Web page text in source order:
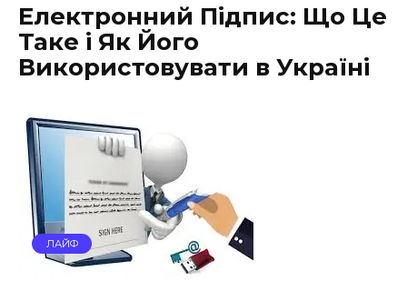
Електронний Підпис: Що Це
Таке і Як Його
Використовувати в Україні
ЛАЙФ